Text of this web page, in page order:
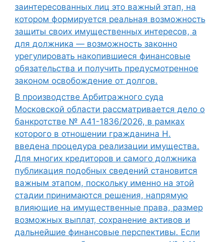
заинтересованных лиц это важный этап, на
котором формируется реальная возможность
защиты своих имущественных интересов, а
для должника — возможность законно
урегулировать накопившиеся финансовые
обязательства и получить предусмотренное
законом освобождение от долгов.
В производстве Арбитражного суда
Московской области рассматривается дело о
банкротстве № А41-1836/2026, в рамках
которого в отношении гражданина Н.
введена процедура реализации имущества.
Для многих кредиторов и самого должника
публикация подобных сведений становится
важным этапом, поскольку именно на этой
стадии принимаются решения, напрямую
влияющие на имущественные права, размер
возможных выплат, сохранение активов и
дальнейшие финансовые перспективы. Если